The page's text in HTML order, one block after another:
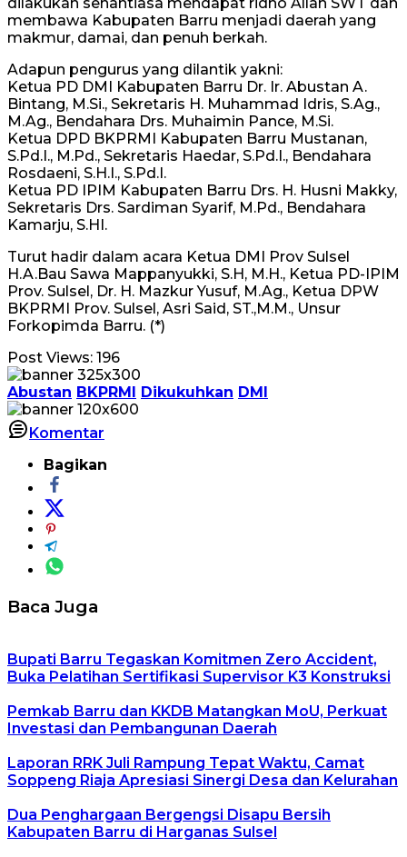
membawa Kabupaten Barru menjadi daerah yang
makmur, damai, dan penuh berkah.
Adapun pengurus yang dilantik yakni:
Ketua PD DMI Kabupaten Barru Dr. Ir. Abustan A.
Bintang, M.Si., Sekretaris H. Muhammad Idris, S.Ag.,
M.Ag., Bendahara Drs. Muhaimin Pance, M.Si.
Ketua DPD BKPRMI Kabupaten Barru Mustanan,
S.Pd.I., M.Pd., Sekretaris Haedar, S.Pd.I., Bendahara
Rosdaeni, S.H.I., S.Pd.I.
Ketua PD IPIM Kabupaten Barru Drs. H. Husni Makky,
Sekretaris Drs. Sardiman Syarif, M.Pd., Bendahara
Kamarju, S.HI.
Turut hadir dalam acara Ketua DMI Prov Sulsel
H.A.Bau Sawa Mappanyukki, S.H, M.H., Ketua PD-IPIM
Prov. Sulsel, Dr. H. Mazkur Yusuf, M.Ag., Ketua DPW
BKPRMI Prov. Sulsel, Asri Said, ST.,M.M., Unsur
Forkopimda Barru. (*)
Post Views: 196
Abustan BKPRMI Dikukuhkan DMI
Komentar
Bagikan
Baca Juga
Bupati Barru Tegaskan Komitmen Zero Accident,
Buka Pelatihan Sertifikasi Supervisor K3 Konstruksi
Pemkab Barru dan KKDB Matangkan MoU, Perkuat
Investasi dan Pembangunan Daerah
Laporan RRK Juli Rampung Tepat Waktu, Camat
Soppeng Riaja Apresiasi Sinergi Desa dan Kelurahan
Dua Penghargaan Bergengsi Disapu Bersih
Kabupaten Barru di Harganas Sulsel